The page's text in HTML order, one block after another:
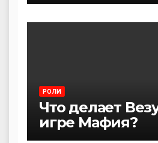
РОЛИ
Что делает
игре Мафия?